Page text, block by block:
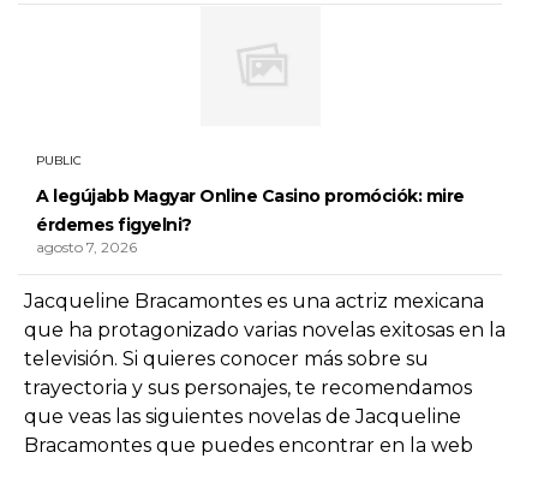
Jacqueline Bracamontes es una actriz mexicana
que ha protagonizado varias novelas exitosas en la
televisión. Si quieres conocer más sobre su
trayectoria y sus personajes, te recomendamos
que veas las siguientes novelas de Jacqueline
Bracamontes que puedes encontrar en la web
PUBLIC
A legújabb Magyar Online Casino promóciók: mire
érdemes figyelni?
agosto 7, 2026